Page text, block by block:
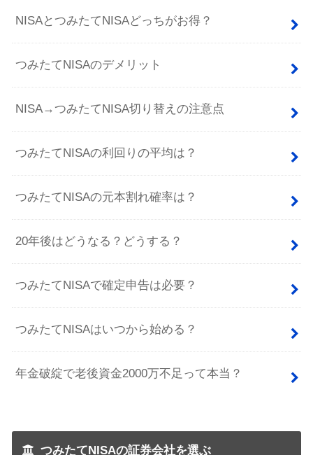
NISAとつみたてNISAどっちがお得？
つみたてNISAのデメリット
NISA→つみたてNISA切り替えの注意点
つみたてNISAの利回りの平均は？
つみたてNISAの元本割れ確率は？
20年後はどうなる？どうする？
つみたてNISAで確定申告は必要？
つみたてNISAはいつから始める？
年金破綻で老後資金2000万不足って本当？
つみたてNISAの証券会社を選ぶ